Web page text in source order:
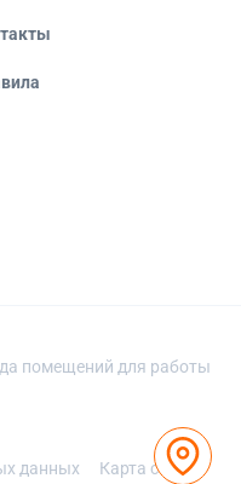
помещений для работы
данных Карта сайта